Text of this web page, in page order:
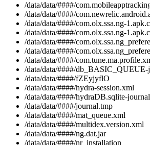
/data/data/####/
/data/data/####/
/data/data/####/com.olx.ssa.ng-
/data/data/####/com.olx.ssa.ng-
/data/data/####/
/data/data/####/
/data/data/####/
/data/data/####/db_BASIC_QUEUE-
/data/data/####/fZEyjyflO
/data/data/####/hydra-session.xml
/data/data/####/hydraDB.sqlite-journal
/data/data/####/journal.tmp
/data/data/####/mat_queue.xml
/data/data/####/multidex.version.xml
/data/data/####/ng.dat.jar
/data/data/####/nr_installation